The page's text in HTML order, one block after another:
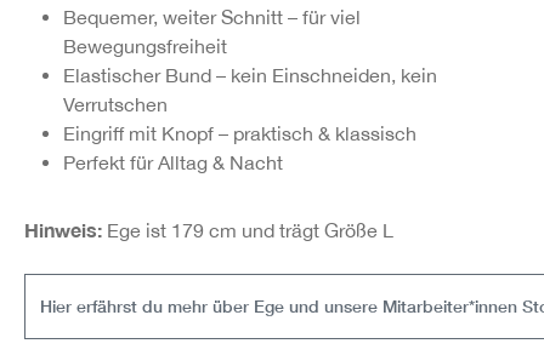
Bequemer, weiter Schnitt – für viel
Bewegungsfreiheit
Elastischer Bund – kein Einschneiden, kein
Verrutschen
Eingriff mit Knopf – praktisch & klassisch
Perfekt für Alltag & Nacht
Hinweis: Ege ist 179 cm und trägt Größe L
Hier erfährst du mehr über Ege und unsere Mitarbeiter*innen